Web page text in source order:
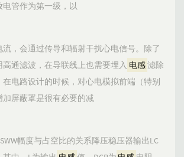
管作为第一级，以
，会通过传导和辐射干扰心电信号。除了
通滤波，在导联线上也需要埋入 电感滤除
在电路设计的时候，对心电模拟前端（特别
加屏蔽罩是很有必要的减
幅度与占空比的关系降压稳压器输出LC